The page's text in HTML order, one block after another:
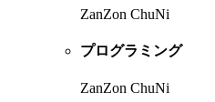
ZanZon ChuNi
プログラミング
ZanZon ChuNi